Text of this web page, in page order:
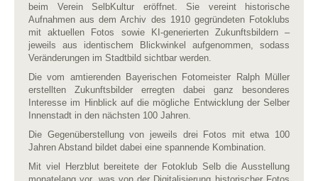
beim Verein SelbKultur eröffnet. Sie vereint historische
Aufnahmen aus dem Archiv des 1910 gegründeten Fotoklubs
mit aktuellen Fotos sowie KI-generierten Zukunftsbildern –
jeweils aus identischem Blickwinkel aufgenommen, sodass
Veränderungen im Stadtbild sichtbar werden.
Die vom amtierenden Bayerischen Fotomeister Ralph Müller
erstellten Zukunftsbilder erregten dabei ganz besonderes
Interesse im Hinblick auf die mögliche Entwicklung der Selber
Innenstadt in den nächsten 100 Jahren.
Die Gegenüberstellung von jeweils drei Fotos mit etwa 100
Jahren Abstand bildet dabei eine spannende Kombination.
Mit viel Herzblut bereitete der Fotoklub Selb die Ausstellung